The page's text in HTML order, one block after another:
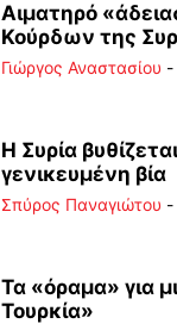
Αιματηρό
Κούρδων της
Γιώργος Αναστασίου -
Η Συρία
γενικευμένη βία
Σπύρος Παναγιώτου -
Τα «όραμα» για
Τουρκία»